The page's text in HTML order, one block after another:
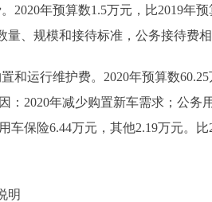
年预算数1.5万元，比2019年预
量、规模和接待标准，公务接待费
运行维护费。2020年预算数60.25
：2020年减少购置新车需求；公务
车保险6.44万元，其他2.19万元。
明